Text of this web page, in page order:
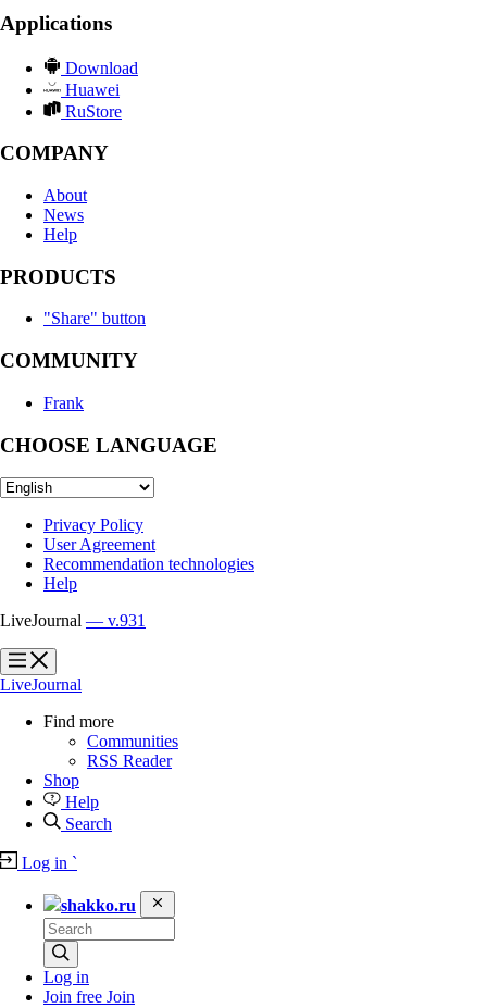
Applications
Download
Huawei
RuStore
COMPANY
About
News
Help
PRODUCTS
"Share" button
COMMUNITY
Frank
CHOOSE LANGUAGE
Privacy Policy
User Agreement
Recommendation technologies
Help
LiveJournal — v.931
?
?
LiveJournal
Find more
Communities
RSS Reader
Shop
Help
Search
Log in `
shakko.ru
Log in
Join free Join